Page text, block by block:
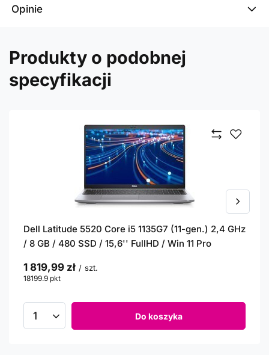
Opinie
Produkty o podobnej
specyfikacji
Dell Latitude 5520 Core i5 1135G7 (11-gen.) 2,4 GHz
/ 8 GB / 480 SSD / 15,6'' FullHD / Win 11 Pro
1 819,99 zł / szt.
18199.9 pkt
Do koszyka